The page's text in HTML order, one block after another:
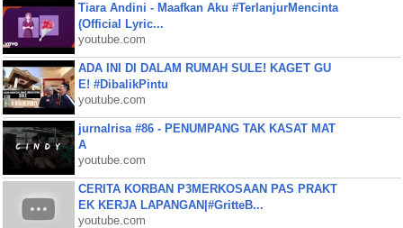
Tiara Andini - Maafkan Aku #TerlanjurMencinta
(Official Lyric...
youtube.com
ADA INI DI DALAM RUMAH SULE! KAGET GU
E! #DibalikPintu
youtube.com
jurnalrisa #86 - PENUMPANG TAK KASAT MAT
A
youtube.com
CERITA KORBAN P3MERKOSAAN PAS PRAKT
EK KERJA LAPANGAN|#GritteB...
youtube.com